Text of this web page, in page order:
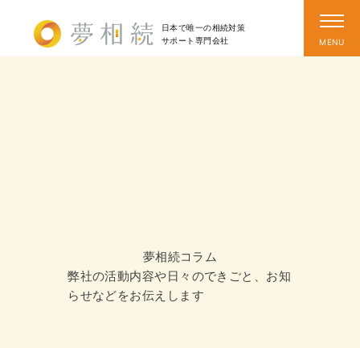
日本で唯一の相続対策
サポート 専門会社
夢相続コラム
弊社の活動内容や日々のできごと、お知
らせなどをお伝えします